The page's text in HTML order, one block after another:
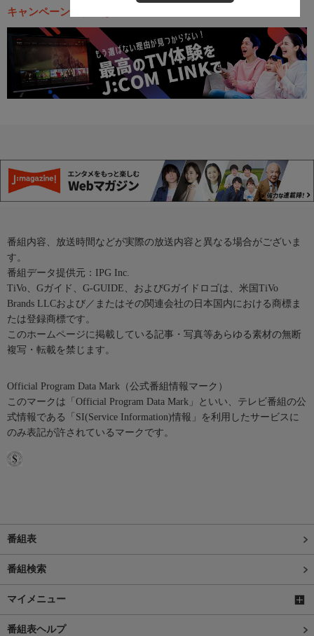
キャンペーン・お得な情報
番組内容、放送時間などが実際の放送内容と異なる場合がございま
す。
番組データ提供元：IPG Inc.
TiVo、Gガイド、G-GUIDE、およびGガイドロゴは、米国TiVo
Brands LLCおよび／またはその関連会社の日本国内における商標ま
たは登録商標です。
このホームページに掲載している記事・写真等あらゆる素材の無断
複写・転載を禁じます。
Official Program Data Mark（公式番組情報マーク）
このマークは「Official Program Data Mark」といい、テレビ番組の公
式情報である「SI(Service Information)情報」を利用したサービスに
のみ表記が許されているマークです。
番組表
番組検索
マイメニュー
番組表ヘルプ